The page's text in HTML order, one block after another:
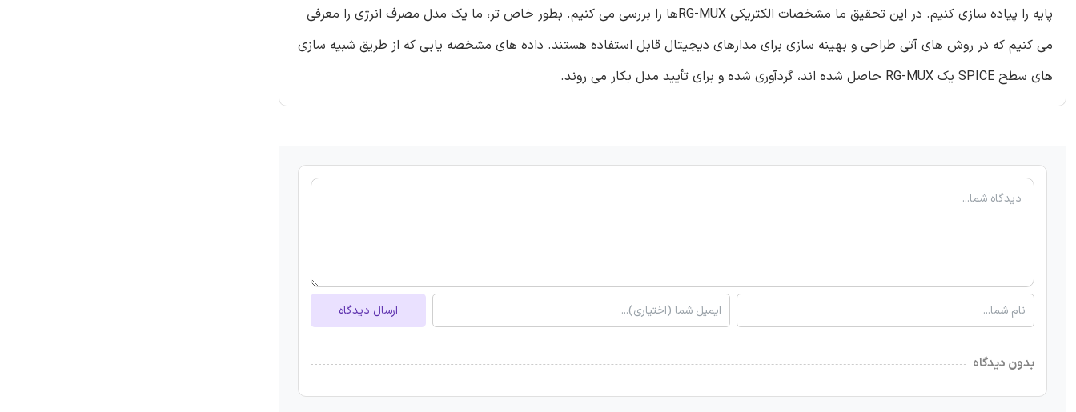
پایه را پیاده سازی کنیم. در این تحقیق ما مشخصات الکتریکی RG-MUXها را بررسی می کنیم. بطور خاص تر، ما یک مدل مصرف انرژی را معرفی
می کنیم که در روش های آتی طراحی و بهینه سازی برای مدارهای دیجیتال قابل استفاده هستند. داده های مشخصه یابی که از طریق شبیه سازی
های سطح SPICE یک RG-MUX حاصل شده اند، گردآوری شده و برای تأیید مدل بکار می روند.
ارسال دیدگاه
بدون دیدگاه